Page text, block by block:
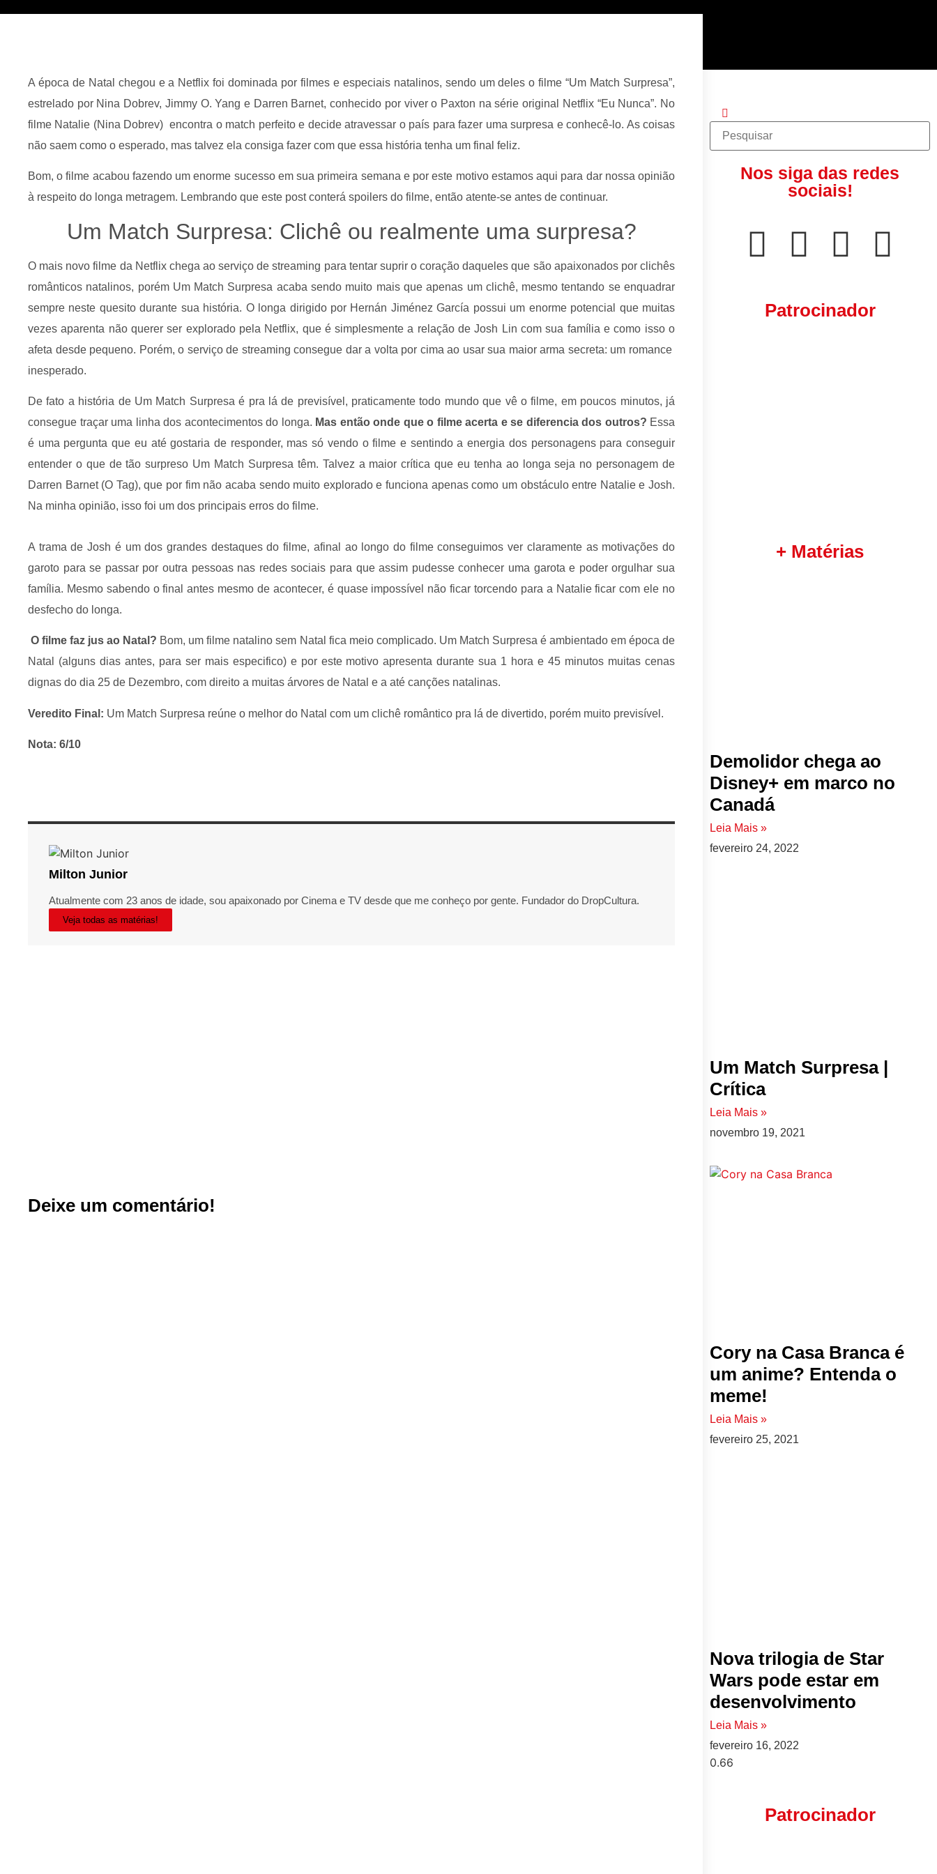
A época de Natal chegou e a Netflix foi dominada por filmes e especiais natalinos, sendo um deles o filme “Um Match Surpresa”,
estrelado por Nina Dobrev, Jimmy O. Yang e Darren Barnet, conhecido por viver o Paxton na série original Netflix “Eu Nunca”. No
filme Natalie (Nina Dobrev) encontra o match perfeito e decide atravessar o país para fazer uma surpresa e conhecê-lo. As coisas
não saem como o esperado, mas talvez ela consiga fazer com que essa história tenha um final feliz.
Bom, o filme acabou fazendo um enorme sucesso em sua primeira semana e por este motivo estamos aqui para dar nossa opinião
à respeito do longa metragem. Lembrando que este post conterá spoilers do filme, então atente-se antes de continuar.
Um Match Surpresa: Clichê ou realmente uma surpresa?
O mais novo filme da Netflix chega ao serviço de streaming para tentar suprir o coração daqueles que são apaixonados por clichês
românticos natalinos, porém Um Match Surpresa acaba sendo muito mais que apenas um clichê, mesmo tentando se enquadrar
sempre neste quesito durante sua história. O longa dirigido por Hernán Jiménez García possui um enorme potencial que muitas
vezes aparenta não querer ser explorado pela Netflix, que é simplesmente a relação de Josh Lin com sua família e como isso o
afeta desde pequeno. Porém, o serviço de streaming consegue dar a volta por cima ao usar sua maior arma secreta: um romance
inesperado.
De fato a história de Um Match Surpresa é pra lá de previsível, praticamente todo mundo que vê o filme, em poucos minutos, já
consegue traçar uma linha dos acontecimentos do longa. Mas então onde que o filme acerta e se diferencia dos outros? Essa
é uma pergunta que eu até gostaria de responder, mas só vendo o filme e sentindo a energia dos personagens para conseguir
entender o que de tão surpreso Um Match Surpresa têm. Talvez a maior crítica que eu tenha ao longa seja no personagem de
Darren Barnet (O Tag), que por fim não acaba sendo muito explorado e funciona apenas como um obstáculo entre Natalie e Josh.
Na minha opinião, isso foi um dos principais erros do filme.
A trama de Josh é um dos grandes destaques do filme, afinal ao longo do filme conseguimos ver claramente as motivações do
garoto para se passar por outra pessoas nas redes sociais para que assim pudesse conhecer uma garota e poder orgulhar sua
família. Mesmo sabendo o final antes mesmo de acontecer, é quase impossível não ficar torcendo para a Natalie ficar com ele no
desfecho do longa.
O filme faz jus ao Natal? Bom, um filme natalino sem Natal fica meio complicado. Um Match Surpresa é ambientado em época de
Natal (alguns dias antes, para ser mais especifico) e por este motivo apresenta durante sua 1 hora e 45 minutos muitas cenas
dignas do dia 25 de Dezembro, com direito a muitas árvores de Natal e a até canções natalinas.
Veredito Final: Um Match Surpresa reúne o melhor do Natal com um clichê romântico pra lá de divertido, porém muito previsível.
Nota: 6/10
Milton Junior
Atualmente com 23 anos de idade, sou apaixonado por Cinema e TV desde que me conheço por gente. Fundador do DropCultura.
Veja todas as matérias!
Deixe um comentário!
Nos siga das redes
sociais!
Patrocinador
+ Matérias
Demolidor chega ao
Disney+ em marco no
Canadá
Leia Mais »
fevereiro 24, 2022
Um Match Surpresa |
Crítica
Leia Mais »
novembro 19, 2021
Cory na Casa Branca é
um anime? Entenda o
meme!
Leia Mais »
fevereiro 25, 2021
Nova trilogia de Star
Wars pode estar em
desenvolvimento
Leia Mais »
fevereiro 16, 2022
Patrocinador